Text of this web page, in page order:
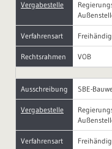
Vergabestelle
Verfahrensart
Rechtsrahmen VOB
Ausschreibung SBE-
Vergabestelle
Verfahrensart